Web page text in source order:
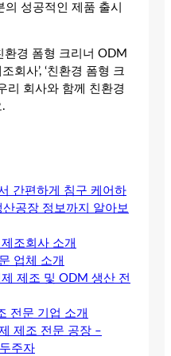
성공적인 제품 출시
환경 폼형 크리너 ODM
회사’, ‘친환경 폼형 크
리 회사와 함께 친환경
간편하게 침구 케어하
산공장 정보까지 알아보
조회사 소개
업체 소개
제조 및 ODM 생산 전
전문 기업 소개
제조 전문 공장 –
주자